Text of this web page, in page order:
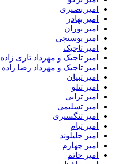
امیر بصیری
امیر بهادر
امیر بوران
امیر پوستچی
امیر تاجیک
امیر تاجیک و مهرداد تاری زاده
امیر تاجیک و مهرداد رضا زاده
امیر تبیان
امیر تتلو
امیر ترابی
امیر تسلیمی
امیر تنگسیری
امیر تیام
امیر جلیلوند
امیر چهارم
امیر حاتم